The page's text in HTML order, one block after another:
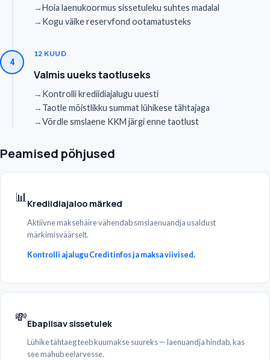
→Hoia laenukoormus sissetuleku suhtes madalal
→ Kogu väike reservfond ootamatusteks
4
12 KUUD
Valmis uueks taotluseks
→ Kontrolli krediidiajalugu uuesti
→ Taotle mõistlikku summat lühikese tähtajaga
→Võrdle smslaene KKM järgi enne taotlust
Peamised põhjused
📊 Krediidiajaloo märked
Aktiivne maksehäire vähendab smslaenuandja usaldust
märkimisväärselt.
Kontrolli ajalugu Creditinfos ja maksa viivised.
💸Ebapiisav sissetulek
Lühike tähtaeg teeb kuumakse suureks — laenuandja hindab, kas
see mahub eelarvesse.